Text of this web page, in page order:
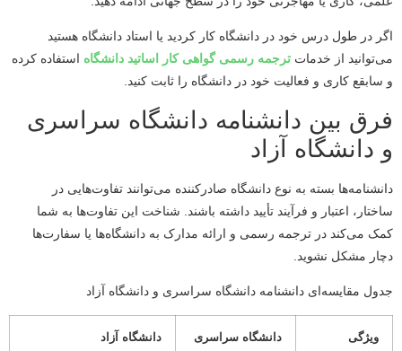
اگر در طول درس خود در دانشگاه کار کردید یا استاد دانشگاه هستید
می‌توانید از خدمات ترجمه رسمی گواهی کار اساتید دانشگاه استفاده کرده
و سابقع کاری و فعالیت خود در دانشگاه را ثابت کنید.
فرق بین دانشنامه دانشگاه سراسری
و دانشگاه آزاد
دانشنامه‌ها بسته به نوع دانشگاه صادرکننده می‌توانند تفاوت‌هایی در
ساختار، اعتبار و فرآیند تأیید داشته باشند. شناخت این تفاوت‌ها به شما
کمک می‌کند در ترجمه رسمی و ارائه مدارک به دانشگاه‌ها یا سفارت‌ها
دچار مشکل نشوید.
جدول مقایسه‌ای دانشنامه دانشگاه سراسری و دانشگاه آزاد
ویژگی دانشگاه سراسری دانشگاه آزاد